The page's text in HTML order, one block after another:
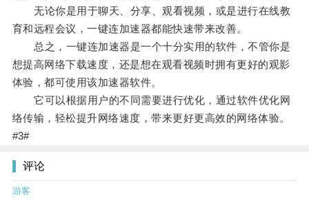
无论你是用于聊天、分享、观看视频，或是进行在线教
育和远程会议，一键连加速器都能快速带来改善。
总之，一键连加速器是一个十分实用的软件，不管你是
想提高网络下载速度，还是想在观看视频时拥有更好的观影
体验，都可使用该加速器软件。
它可以根据用户的不同需要进行优化，通过软件优化网
络传输，轻松提升网络速度，带来更好更高效的网络体验。
#3#
评论
游客